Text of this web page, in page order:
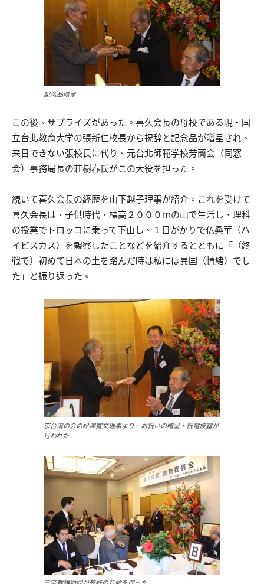
記念品贈呈
この後、サプライズがあった。喜久会長の母校である現・国
立台北教育大学の張新仁校長から祝辞と記念品が贈呈され、
来日できない張校長に代り、元台北師範学校芳蘭会（同窓
会）事務局長の荘樹春氏がこの大役を担った。
続いて喜久会長の経歴を山下越子理事が紹介。これを受けて
喜久会長は、子供時代、標高２０００ｍの山で生活し、理科
の授業でトロッコに乗って下山し、１日がかりで仏桑華（ハ
イビスカス）を観察したことなどを紹介するとともに「（終
戦で）初めて日本の土を踏んだ時は私には異国（情緒）でし
た」と振り返った。
京台湾の会の松澤寛文理事より、お祝いの贈呈、祝電披露が
行われた